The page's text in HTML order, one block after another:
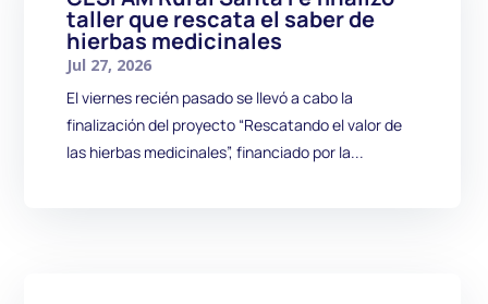
taller que rescata el saber de
hierbas medicinales
Jul 27, 2026
El viernes recién pasado se llevó a cabo la
finalización del proyecto “Rescatando el valor de
las hierbas medicinales”, financiado por la...